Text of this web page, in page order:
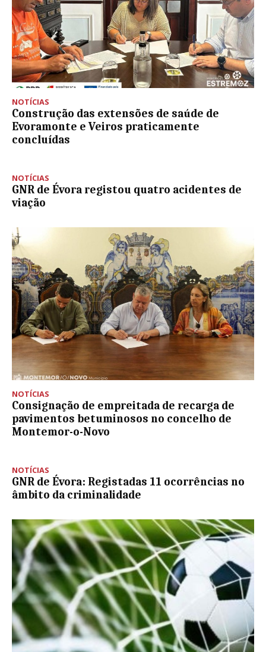
NOTÍCIAS
Construção das extensões de saúde de
Evoramonte e Veiros praticamente
concluídas
NOTÍCIAS
GNR de Évora registou quatro acidentes de
viação
NOTÍCIAS
Consignação de empreitada de recarga de
pavimentos betuminosos no concelho de
Montemor-o-Novo
NOTÍCIAS
GNR de Évora: Registadas 11 ocorrências no
âmbito da criminalidade